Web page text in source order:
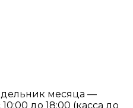
месяца —
до 18:00 (касса до